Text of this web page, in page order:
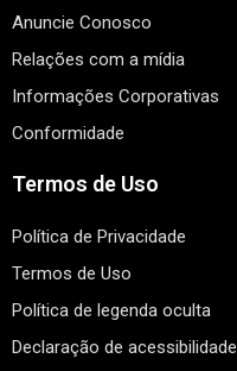
Anuncie Conosco
Relações com a mídia
Informações Corporativas
Conformidade
Termos de Uso
Política de Privacidade
Termos de Uso
Política de legenda oculta
Declaração de acessibilidade